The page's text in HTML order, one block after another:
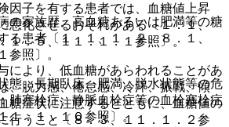
の家族歴、高血糖あるいは肥満等の糖
る患者〔１．１、１．２、８．１、
参照〕。
態、長期臥床、肥満、脱水状態等の危
肺塞栓症、静脈血栓症等の血栓塞栓症
１．１．１０参照〕。
因子を有する患者では、血糖値上昇
悪化させるおそれがある〔１．１、
１．５、１１．１．１参照〕。
より、低血糖があらわれることがあ
、脱力感、倦怠感、冷汗、振戦、傾
糖症状に注意するとともに、血糖値の
行うこと〔８．３、１１．１．２参